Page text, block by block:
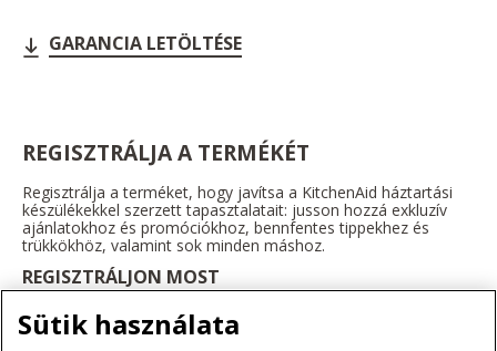
GARANCIA LETÖLTÉSE
REGISZTRÁLJA A TERMÉKÉT
Regisztrálja a terméket, hogy javítsa a KitchenAid háztartási
készülékekkel szerzett tapasztalatait: jusson hozzá exkluzív
ajánlatokhoz és promóciókhoz, bennfentes tippekhez és
trükkökhöz, valamint sok minden máshoz.
REGISZTRÁLJON MOST
Sütik használata